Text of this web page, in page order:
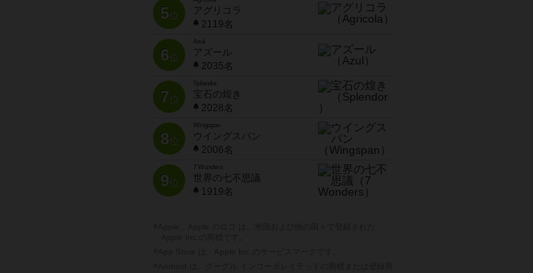
5位
アグリコラ
2119名
6位
Azul
アズール
2035名
7位
宝石の煌き
2028名
8位
Wingspan
ウイングスパン
2006名
9位
7 Wonders
世界の七不思議
1919名